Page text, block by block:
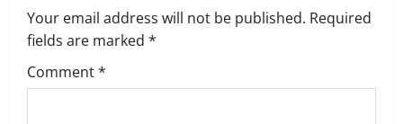
i
g
Your email address will not be published. Required
fields are marked *
Comment*